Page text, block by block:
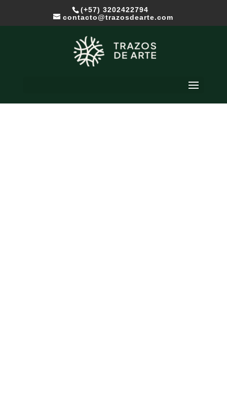
(+57) 3202422794
contacto@trazosdearte.com